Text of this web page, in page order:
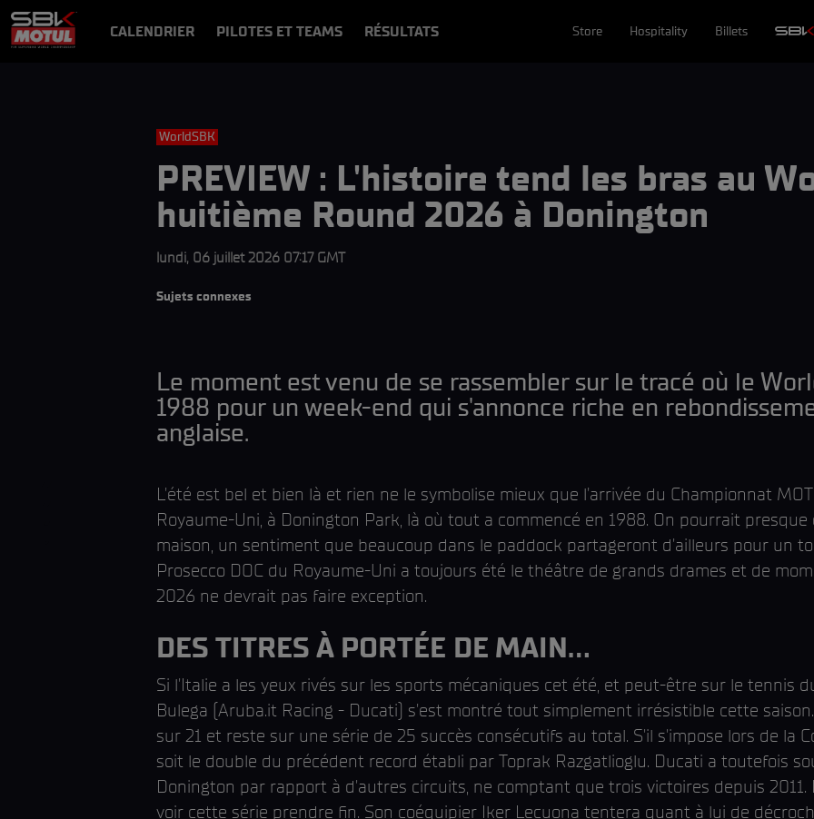
CALENDRIER PILOTES ET TEAMS RÉSULTATS Store Hospitality Billets
WorldSBK
PREVIEW : L'histoire tend les bras au
huitième Round 2026 à Donington
lundi, 06 juillet 2026 07:17 GMT
Sujets connexes
Le moment est venu de se rassembler sur le tracé où le
1988 pour un week-end qui s'annonce riche en
anglaise.
L'été est bel et bien là et rien ne le symbolise mieux que l'arrivée du Championnat
Royaume-Uni, à Donington Park, là où tout a commencé en 1988. On pourrait
maison, un sentiment que beaucoup dans le paddock partageront d'ailleurs pour un
Prosecco DOC du Royaume-Uni a toujours été le théâtre de grands drames et de
2026 ne devrait pas faire exception.
DES TITRES À PORTÉE DE MAIN...
Si l'Italie a les yeux rivés sur les sports mécaniques cet été, et peut-être sur le tennis
Bulega (Aruba.it Racing - Ducati) s'est montré tout simplement irrésistible cette
sur 21 et reste sur une série de 25 succès consécutifs au total. S'il s'impose lors de la
soit le double du précédent record établi par Toprak Razgatlioglu. Ducati a toutefois
Donington par rapport à d'autres circuits, ne comptant que trois victoires depuis 2011.
voir cette série prendre fin. Son coéquipier Iker Lecuona tentera quant à lui de